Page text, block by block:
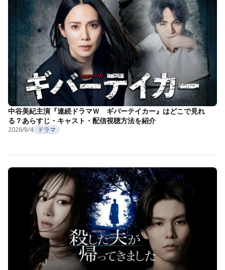
中谷美紀主演『連続ドラマＷ ギバーテイカー』はどこで見れ
る？あらすじ・キャスト・配信視聴方法を紹介
2026/8/4 ドラマ